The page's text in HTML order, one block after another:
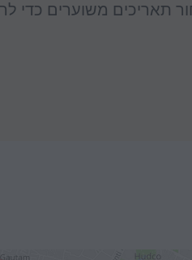
תאריכים משוערים כדי